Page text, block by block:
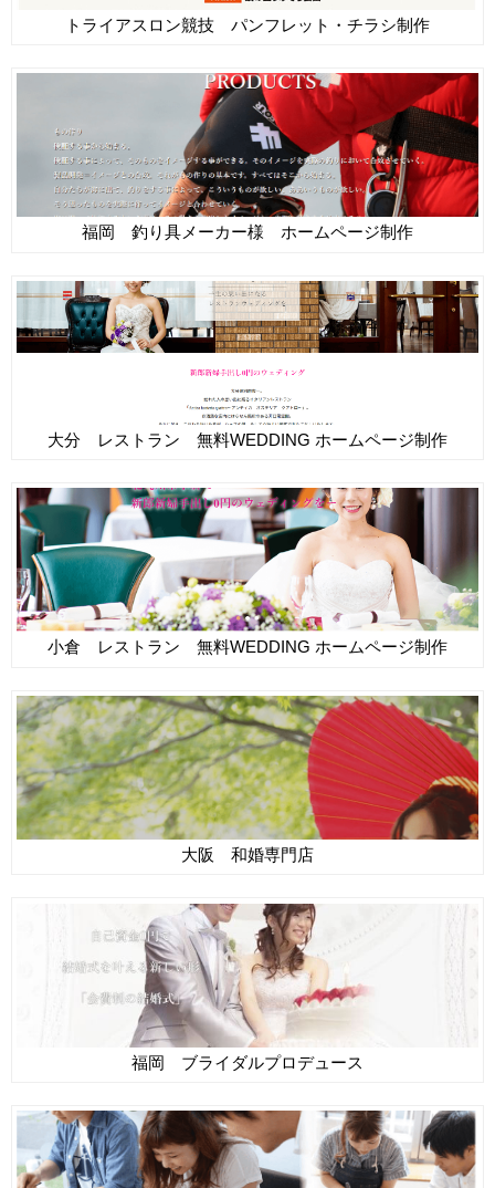
トライアスロン競技 パンフレット・チラシ制作
福岡 釣り具メーカー様 ホームページ制作
大分 レストラン 無料WEDDING ホームページ制作
小倉 レストラン 無料WEDDING ホームページ制作
大阪 和婚専門店
福岡 ブライダルプロデュース